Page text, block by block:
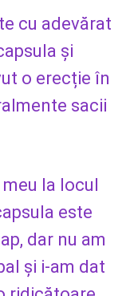
cu adevărat
și
o erecție în
sacii
la locul
este
dar nu am
și i-am dat